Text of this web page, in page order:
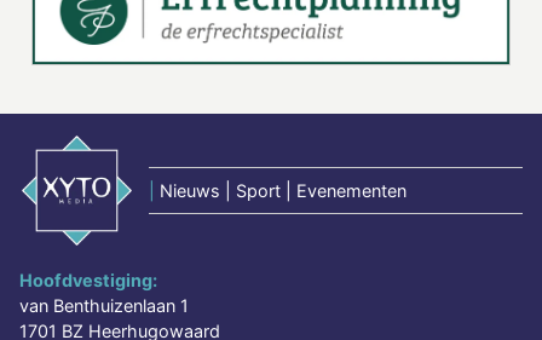
Nieuws | Sport | Evenementen
Hoofdvestiging:
van Benthuizenlaan 1
1701 BZ Heerhugowaard